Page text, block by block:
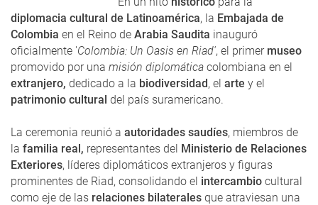
diplomacia cultural de Latinoamérica, la Embajada de
Colombia en el Reino de Arabia Saudita inauguró
oficialmente 'Colombia: Un Oasis en Riad', el primer museo
promovido por una misión diplomática colombiana en el
extranjero, dedicado a la biodiversidad, el arte y el
patrimonio cultural del país suramericano.
La ceremonia reunió a autoridades saudíes, miembros de
la familia real, representantes del Ministerio de Relaciones
Exteriores, líderes diplomáticos extranjeros y figuras
prominentes de Riad, consolidando el intercambio cultural
como eje de las relaciones bilaterales que atraviesan una